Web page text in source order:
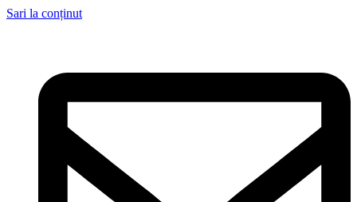
Sari la conținut